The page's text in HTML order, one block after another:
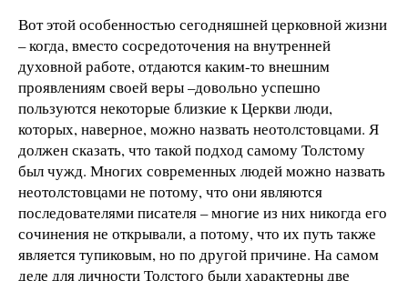
Вот этой особенностью сегодняшней церковной жизни
– когда, вместо сосредоточения на внутренней
духовной работе, отдаются каким-то внешним
проявлениям своей веры –довольно успешно
пользуются некоторые близкие к Церкви люди,
которых, наверное, можно назвать неотолстовцами. Я
должен сказать, что такой подход самому Толстому
был чужд. Многих современных людей можно назвать
неотолстовцами не потому, что они являются
последователями писателя – многие из них никогда его
сочинения не открывали, а потому, что их путь также
является тупиковым, но по другой причине. На самом
деле для личности Толстого были характерны две